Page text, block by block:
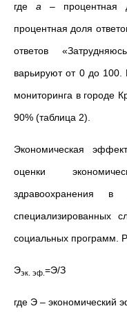
где а – процентная
процентная доля
ответов
варьируют от 0 до 100.
мониторинга в городе
90% (таблица 2).
Экономическая
оценки
здравоохранения в
специализированных
социальных программ.
Ээк. эф. =Э/З
где Э – экономический